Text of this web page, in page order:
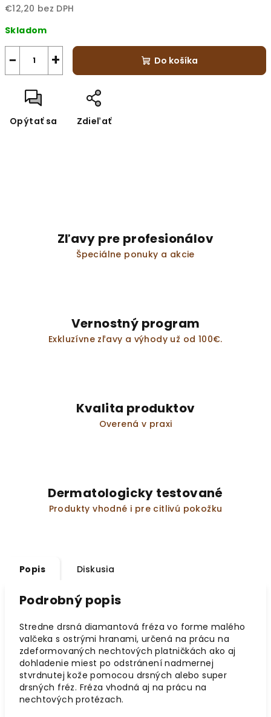
€12,20 bez DPH
cena:
Skladom
+
− Do košíka
Opýtať sa Zdieľať
Zľavy pre profesionálov
Špeciálne ponuky a akcie
Vernostný program
Exkluzívne zľavy a výhody už od 100€.
Kvalita produktov
Overená v praxi
Dermatologicky testované
Produkty vhodné i pre citlivú pokožku
Popis Diskusia
Podrobný popis
Stredne drsná diamantová fréza vo forme malého
valčeka s ostrými hranami, určená na prácu na
zdeformovaných nechtových platničkách ako aj
dohladenie miest po odstránení nadmernej
stvrdnutej kože pomocou drsných alebo super
drsných fréz. Fréza vhodná aj na prácu na
nechtových protézach.